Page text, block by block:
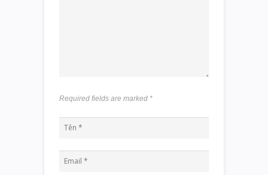
Required fields are marked *